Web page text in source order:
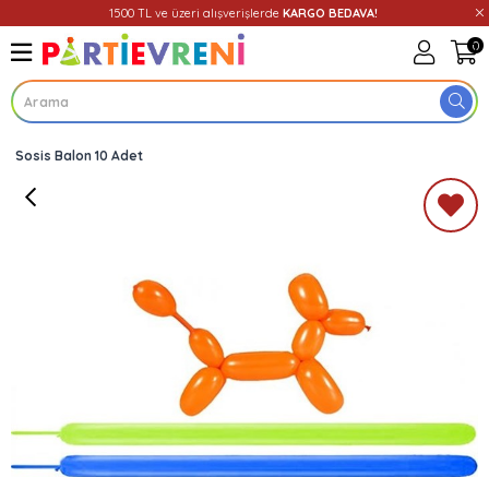
1500 TL ve üzeri alışverişlerde KARGO BEDAVA!
0
Sosis Balon 10 Adet